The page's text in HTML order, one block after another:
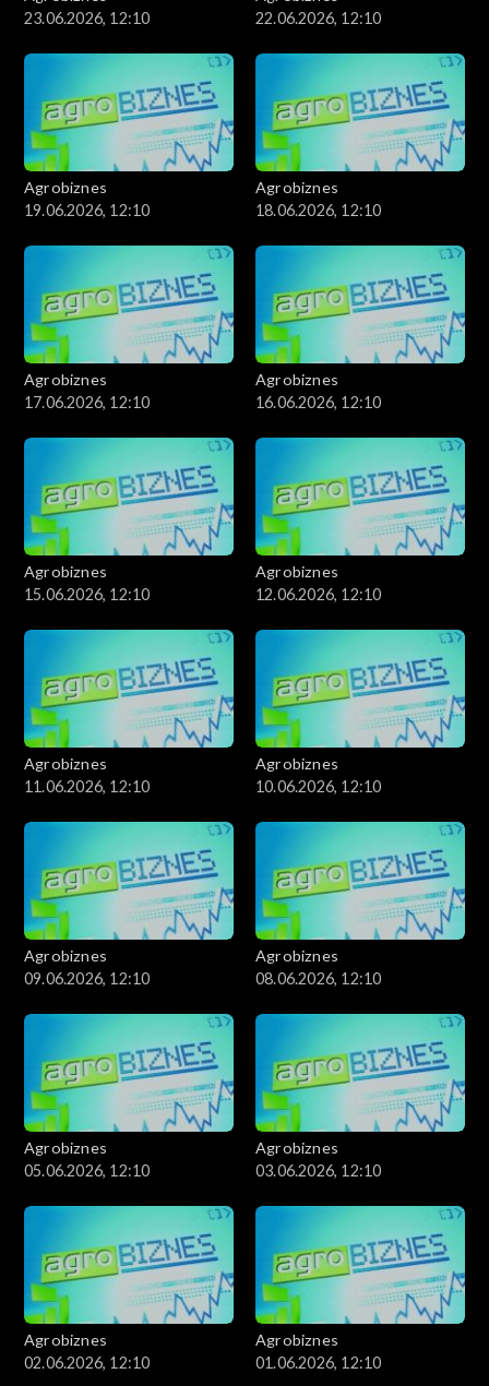
23.06.2026, 12:10
22.06.2026, 12:10
Agrobiznes
19.06.2026, 12:10
Agrobiznes
18.06.2026, 12:10
Agrobiznes
17.06.2026, 12:10
Agrobiznes
16.06.2026, 12:10
Agrobiznes
15.06.2026, 12:10
Agrobiznes
12.06.2026, 12:10
Agrobiznes
11.06.2026, 12:10
Agrobiznes
10.06.2026, 12:10
Agrobiznes
09.06.2026, 12:10
Agrobiznes
08.06.2026, 12:10
Agrobiznes
05.06.2026, 12:10
Agrobiznes
03.06.2026, 12:10
Agrobiznes
02.06.2026, 12:10
Agrobiznes
01.06.2026, 12:10